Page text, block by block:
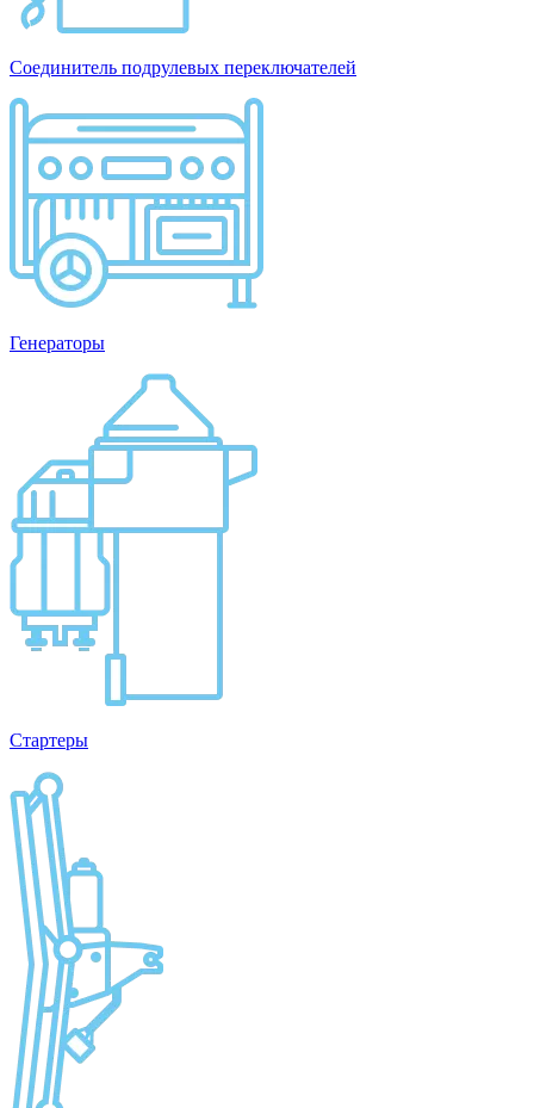
Соединитель подрулевых переключателей
Генераторы
Стартеры